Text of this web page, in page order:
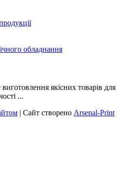
обладнання
якісних товарів для
...
| Сайт створено Arsenal-Print